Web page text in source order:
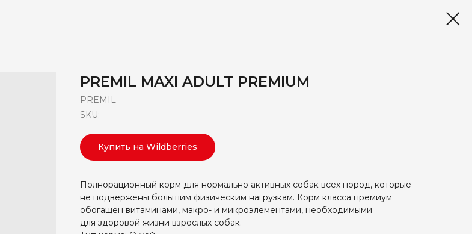
PREMIL MAXI ADULT PREMIUM
PREMIL
SKU:
Купить на Wildberries
Полнорационный корм для нормально активных собак всех пород, которые
не подвержены большим физическим нагрузкам. Корм класса премиум
обогащен витаминами, макро- и микроэлементами, необходимыми
для здоровой жизни взрослых собак.